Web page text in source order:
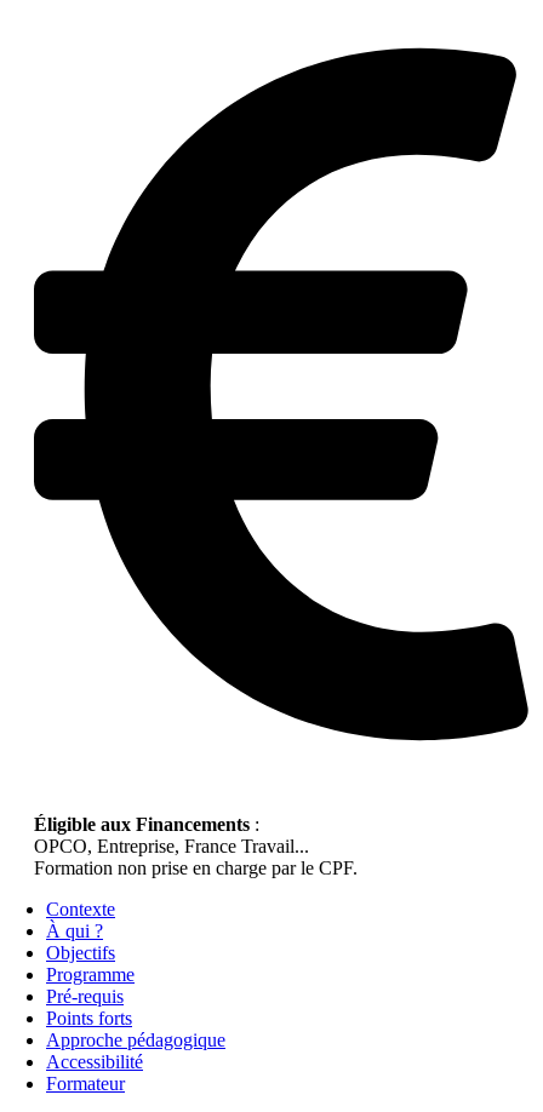
Éligible aux Financements :
OPCO, Entreprise, France Travail...
Formation non prise en charge par le CPF.
Contexte
À qui ?
Objectifs
Programme
Pré-requis
Points forts
Approche pédagogique
Accessibilité
Formateur